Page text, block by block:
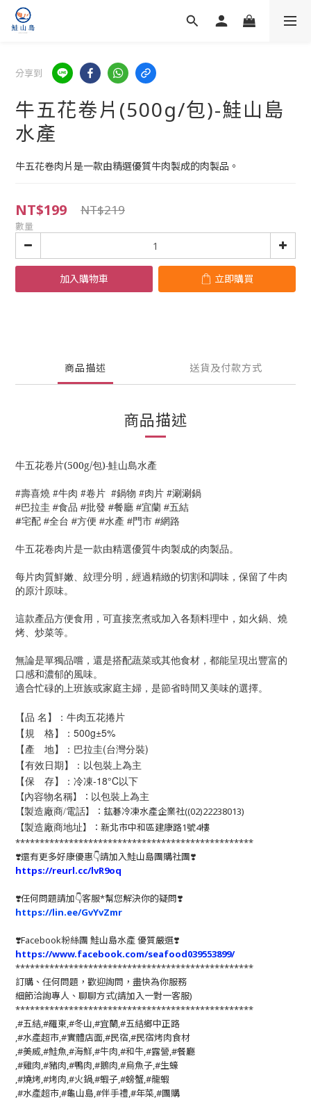
分享到
牛五花卷片(500g/包)-鮭山島
水產
牛五花卷肉片是一款由精選優質牛肉製成的肉製品。
NT$199 NT$219
數量
加入購物車 立即購買
商品描述 送貨及付款方式
商品描述
牛五花卷片(500g/包)-鮭山島水產
#壽喜燒 #牛肉 #卷片 #鍋物 #肉片 #涮涮鍋
#巴拉圭 #食品 #批發 #餐廳 #宜蘭 #五結
#宅配 #全台 #方便 #水產 #門市 #網路
牛五花卷肉片是一款由精選優質牛肉製成的肉製品。
每片肉質鮮嫩、紋理分明，經過精緻的切割和調味，保留了牛肉
的原汁原味。
這款產品方便食用，可直接烹煮或加入各類料理中，如火鍋、燒
烤、炒菜等。
無論是單獨品嚐，還是搭配蔬菜或其他食材，都能呈現出豐富的
口感和濃郁的風味。
適合忙碌的上班族或家庭主婦，是節省時間又美味的選擇。
【品 名】：牛肉五花捲片
【規 格】：500g±5%
【產 地】：巴拉圭(台灣分裝)
【有效日期】：以包裝上為主
【保 存】：冷凍-18°C以下
【內容物名稱】： 以包裝上為主
【製造廠商/電話】：鈜碁冷凍水產企業社((02)22238013)
【製造廠商地址】：新北市中和區建康路1號4樓
*************************************************
❣️還有更多好康優惠👇請加入鮭山島團購社團❣️
https://reurl.cc/lvR9oq
❣️任何問題請加👇客服*幫您解決你的疑問❣️
https://lin.ee/GvYvZmr
❣️Facebook粉絲團 鮭山島水產 優質嚴選❣️
https://www.facebook.com/seafood039553899/
*************************************************
訂購、任何問題，歡迎詢問，盡快為你服務
細節洽詢專人、聊聊方式(請加入一對一客服)
*************************************************
,#五結,#羅東,#冬山,#宜蘭,#五結鄉中正路
,#水產超市,#實體店面,#民宿,#民宿烤肉食材
,#美威,#鮭魚,#海鮮,#牛肉,#和牛,#露營,#餐廳
,#雞肉,#豬肉,#鴨肉,#鵝肉,#烏魚子,#生蠔
,#燒烤,#烤肉,#火鍋,#蝦子,#螃蟹,#龍蝦
,#水產超市,#龜山島,#伴手禮,#年菜,#團購